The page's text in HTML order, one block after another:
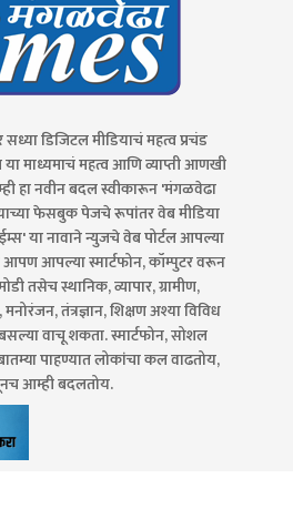
सध्या डिजिटल मीडियाचं महत्व प्रचंड
माध्यमाचं महत्व आणि व्याप्ती आणखी
हा नवीन बदल स्वीकारून 'मंगळवेढा
फेसबुक पेजचे रूपांतर वेब मीडिया
या नावाने न्युजचे वेब पोर्टल आपल्या
आपल्या स्मार्टफोन, कॉम्पुटर वरून
तसेच स्थानिक, व्यापार, ग्रामीण,
तंत्रज्ञान, शिक्षण अश्या विविध
वाचू शकता. स्मार्टफोन, सोशल
पाहण्यात लोकांचा कल वाढतोय,
आम्ही बदलतोय.